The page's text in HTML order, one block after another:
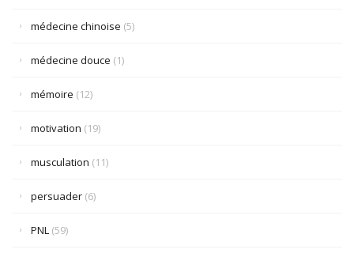
médecine chinoise (5)
médecine douce (1)
mémoire (12)
motivation (19)
musculation (11)
persuader (6)
PNL (59)